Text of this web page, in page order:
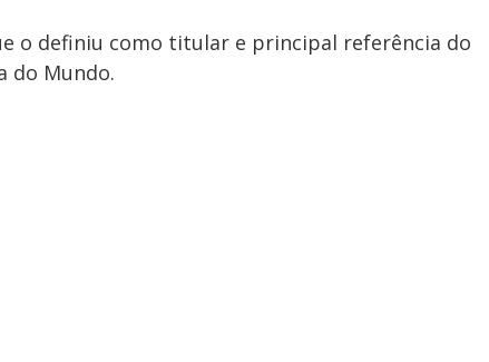
o definiu como titular e principal referência do
do Mundo.